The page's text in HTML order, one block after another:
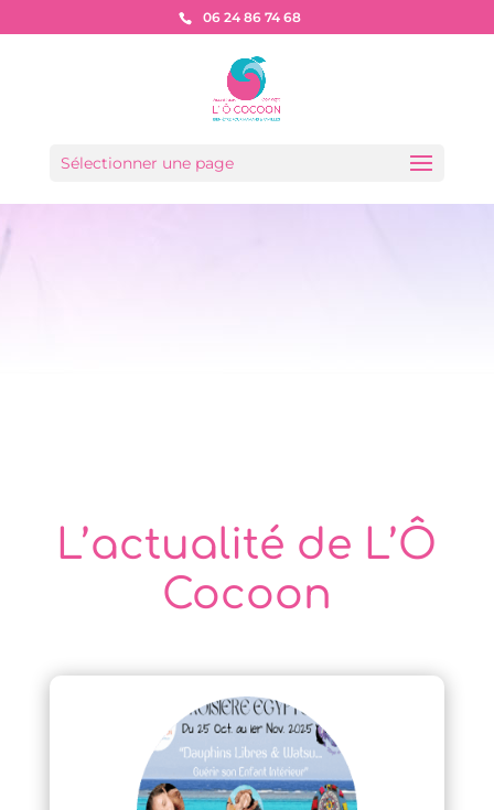
06 24 86 74 68
Sélectionner une page
L’actualité de L’Ô
Cocoon